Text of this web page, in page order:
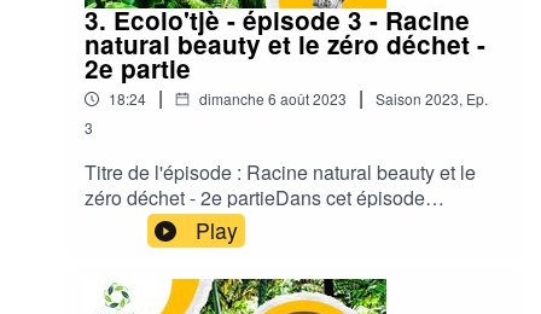
3. Ecolo'tjè - épisode 3 - Racine
natural beauty et le zéro déchet -
2e partie
18:24 | dimanche 6 août 2023 | Saison 2023, Ep.
3
Titre de l'épisode : Racine natural beauty et le
zéro déchet - 2e partieDans cet épisode
d'Ecolo'tjè, nous retrouvons Céline de Racine
natural beauty pour la suite de l'entretien
passionnant qu'elle nous a accordé. Au
programme : découverte approfondie de son
Play